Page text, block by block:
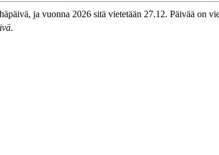
ja vuonna 2026 sitä vietetään 27.12. Päivää on
.